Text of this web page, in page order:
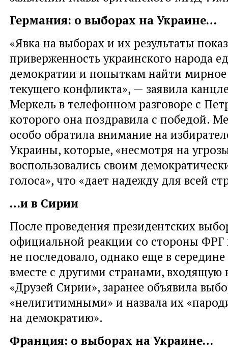
Германия: о выборах на Украине…
«Явка на выборах и их результаты
приверженность украинского народа
демократии и попыткам найти
текущего конфликта», — заявила
Меркель в телефонном разговоре с
которого она поздравила с победой.
особо обратила внимание на
Украины, которые, «несмотря на
воспользовались своим
голоса», что «дает надежду для всей
…и в Сирии
После проведения президентских
официальной реакции со стороны ФРГ
не последовало, однако еще в
вместе с другими странами, входящую
«Друзей Сирии», заранее объявила
«нелигитимными» и назвала их
на демократию».
Франция: о выборах на Украине…